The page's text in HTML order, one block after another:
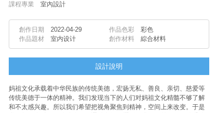
課程專業
室內設計
創作日期 2022-04-29 作品色彩
彩色
作品題材
室内设计 創作材料 綜合材料
設計說明
妈祖文化承载着中华民族的传统美德，宏扬无私、善良、亲切、慈爱等
传统美德于一体的精神。我们发现当下的人们对妈祖文化精髓不够了解
和不太感兴趣。所以我们希望把视角聚焦到精神，空间上来改变。于是